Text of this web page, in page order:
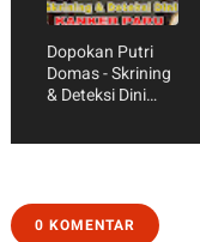
Dopokan Putri
Domas - Skrining
& Deteksi Dini
0 KOMENTAR